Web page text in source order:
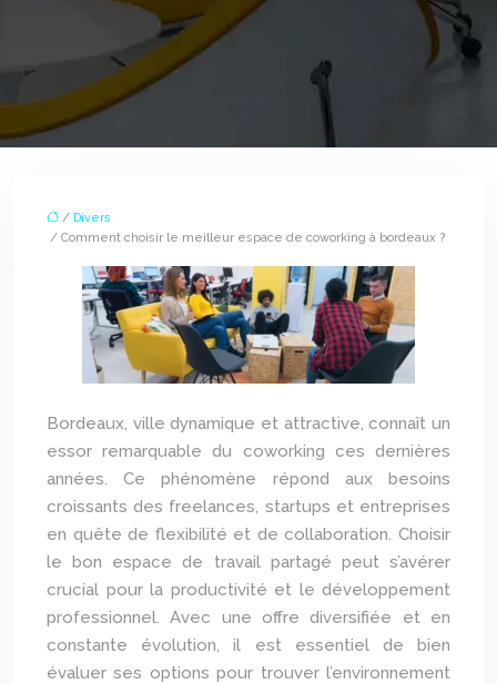
/ Divers
/ Comment choisir le meilleur espace de coworking à bordeaux ?
Bordeaux, ville dynamique et attractive, connaît un
essor remarquable du coworking ces dernières
années. Ce phénomène répond aux besoins
croissants des freelances, startups et entreprises
en quête de flexibilité et de collaboration. Choisir
le bon espace de travail partagé peut s’avérer
crucial pour la productivité et le développement
professionnel. Avec une offre diversifiée et en
constante évolution, il est essentiel de bien
évaluer ses options pour trouver l’environnement